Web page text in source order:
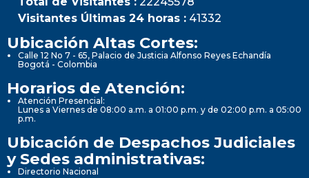
Visitantes Últimas 24 horas : 41332
Ubicación Altas Cortes:
Calle 12 No 7 - 65, Palacio de Justicia Alfonso Reyes Echandía
Bogotá - Colombia
Horarios de Atención:
Atención Presencial:
Lunes a Viernes de 08:00 a.m. a 01:00 p.m. y de 02:00 p.m. a 05:00
p.m.
Ubicación de Despachos Judiciales
y Sedes administrativas:
Directorio Nacional